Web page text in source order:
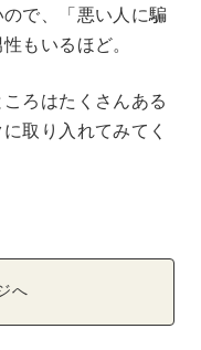
で、「悪い人に騙
もいるほど。
ろはたくさんある
取り入れてみてく
へ